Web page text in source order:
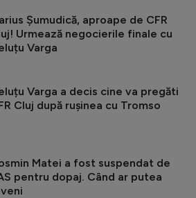
Șumudică, aproape de CFR
Urmează negocierile finale cu
Varga
Varga a decis cine va pregăti
Cluj după rușinea cu Tromso
Matei a fost suspendat de
pentru dopaj. Când ar putea